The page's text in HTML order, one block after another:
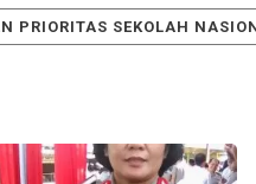
PRIORITAS SEKOLAH